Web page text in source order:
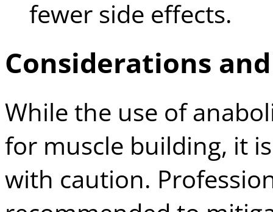
fewer side effects.
Considerations
While the use of
for muscle building, it
with caution.